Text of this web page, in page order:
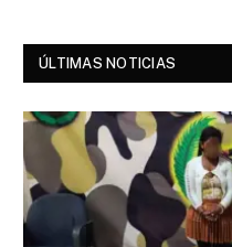
ÚLTIMAS NOTICIAS